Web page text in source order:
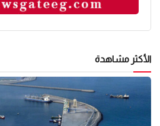
الأكثر مشاهدة